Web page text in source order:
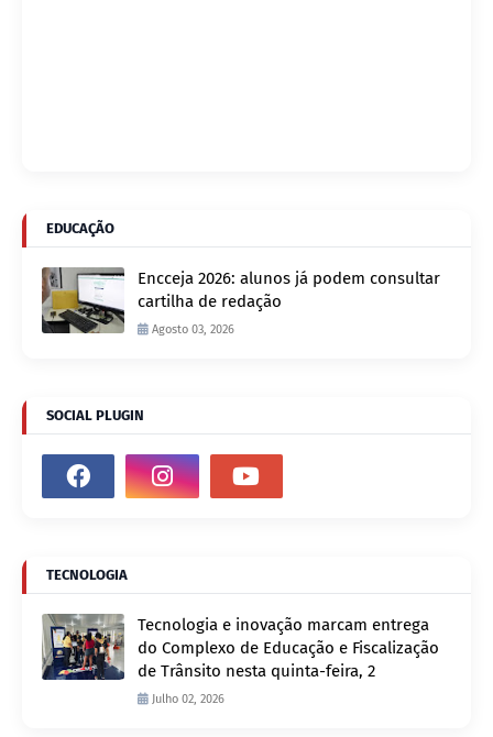
EDUCAÇÃO
Encceja 2026: alunos já podem consultar
cartilha de redação
Agosto 03, 2026
SOCIAL PLUGIN
TECNOLOGIA
Tecnologia e inovação marcam entrega
do Complexo de Educação e Fiscalização
de Trânsito nesta quinta-feira, 2
Julho 02, 2026